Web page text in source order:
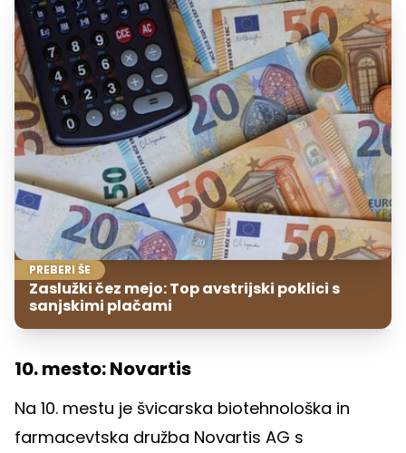
PREBERI ŠE
Zaslužki čez mejo: Top avstrijski poklici s
sanjskimi plačami
10. mesto: Novartis
Na 10. mestu je švicarska biotehnološka in
farmacevtska družba Novartis AG s